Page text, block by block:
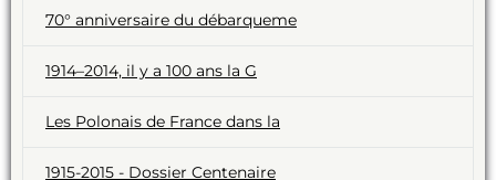
70° anniversaire du débarqueme
1914–2014, il y a 100 ans la G
Les Polonais de France dans la
1915-2015 - Dossier Centenaire